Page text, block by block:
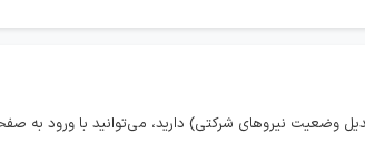
وضعیت نیروهای شرکتی) دارید، می‌توانید با ورود